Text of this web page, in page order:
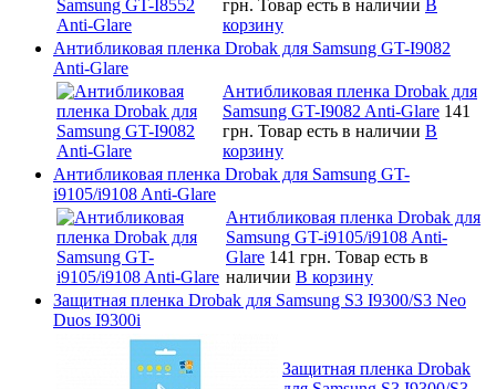
грн. Товар есть в наличии В
корзину
Антибликовая пленка Drobak для Samsung GT-I9082
Anti-Glare
Антибликовая пленка Drobak для
Samsung GT-I9082 Anti-Glare 141
грн. Товар есть в наличии В
корзину
Антибликовая пленка Drobak для Samsung GT-
i9105/i9108 Anti-Glare
Антибликовая пленка Drobak для
Samsung GT-i9105/i9108 Anti-
Glare 141 грн. Товар есть в
наличии В корзину
Защитная пленка Drobak для Samsung S3 I9300/S3 Neo
Duos I9300i
Защитная пленка Drobak